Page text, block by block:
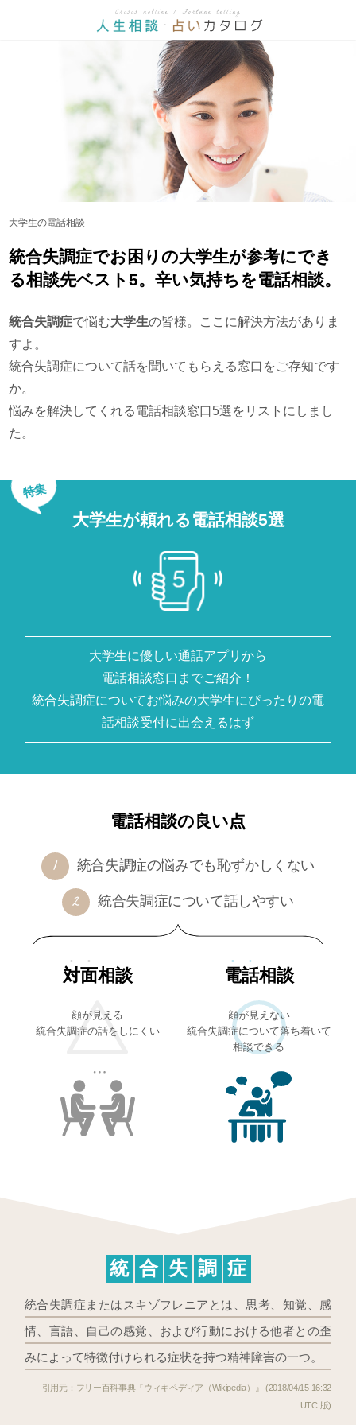
大学生の電話相談
統合失調症でお困りの大学生が参考にでき
る相談先ベスト5。辛い気持ちを電話相談。
統合失調症で悩む大学生の皆様。ここに解決方法がありま
すよ。
統合失調症について話を聞いてもらえる窓口をご存知です
か。
悩みを解決してくれる電話相談窓口5選をリストにしまし
た。
特集
大学生が頼れる電話相談5選
大学生に優しい通話アプリから
電話相談窓口までご紹介！
統合失調症についてお悩みの大学生にぴったりの電
話相談受付に出会えるはず
電話相談の良い点
統合失調症の悩みでも恥ずかしくない
統合失調症について話しやすい
対面相談
顔が見える
統合失調症の話をしにくい
電話相談
顔が見えない
統合失調症について落ち着いて
相談できる
統 合 失 調 症
統合失調症またはスキゾフレニアとは、思考、知覚、感
情、言語、自己の感覚、および行動における他者との歪
みによって特徴付けられる症状を持つ精神障害の一つ。
フリー百科事典『ウィキペディア（Wikipedia）』 (2018/04/15 16:32
UTC 版)